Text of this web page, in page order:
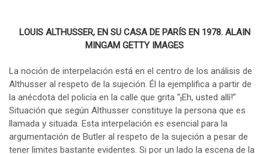
LOUIS ALTHUSSER, EN SU CASA DE PARÍS EN 1978. ALAIN
MINGAM GETTY IMAGES
La noción de interpelación está en el centro de los análisis de
Althusser al respeto de la sujeción. Él la ejemplifica a partir de
la anécdota del policía en la calle que grita “¡Eh, usted allí!”
Situación que según Althusser constituye la persona que es
llamada y situada. Esta interpelación es esencial para la
argumentación de Butler al respeto de la sujeción a pesar de
tener limites bastante evidentes. Si por un lado la escena de la